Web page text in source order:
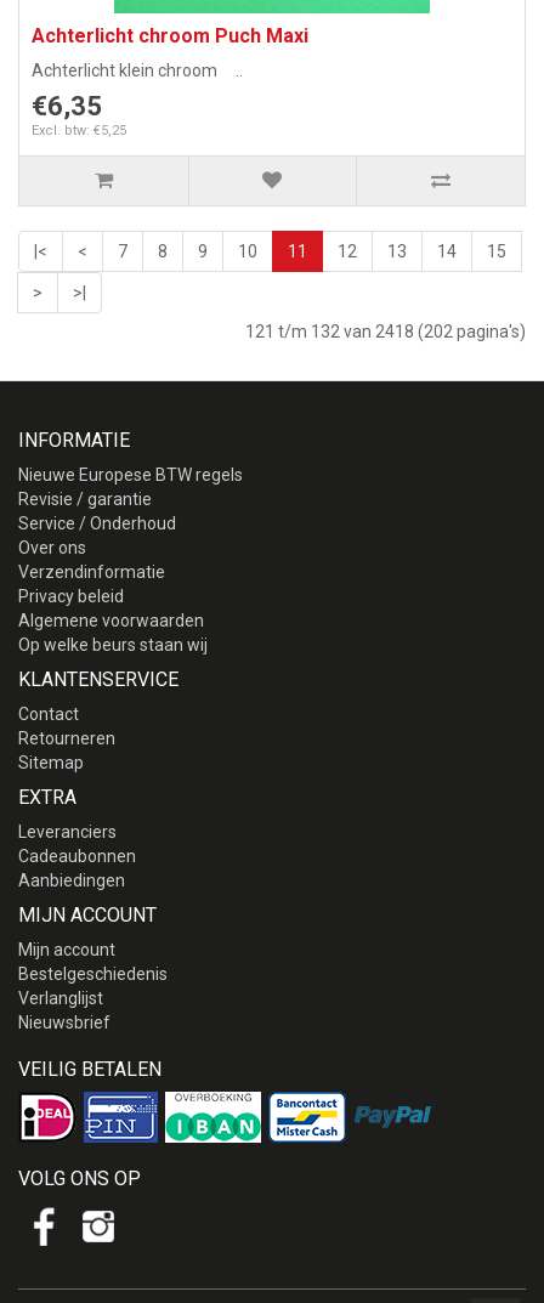
Achterlicht chroom Puch Maxi
Achterlicht klein chroom ..
€6,35
Excl. btw: €5,25
|< < 7 8 9 10 11 12 13 14 15
>
>|
121 t/m 132 van 2418 (202 pagina's)
INFORMATIE
Nieuwe Europese BTW regels
Revisie / garantie
Service / Onderhoud
Over ons
Verzendinformatie
Privacy beleid
Algemene voorwaarden
Op welke beurs staan wij
KLANTENSERVICE
Contact
Retourneren
Sitemap
EXTRA
Leveranciers
Cadeaubonnen
Aanbiedingen
MIJN ACCOUNT
Mijn account
Bestelgeschiedenis
Verlanglijst
Nieuwsbrief
VEILIG BETALEN
VOLG ONS OP